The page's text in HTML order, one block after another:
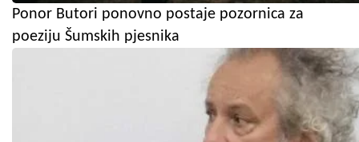
Ponor Butori ponovno postaje pozornica za
poeziju Šumskih pjesnika